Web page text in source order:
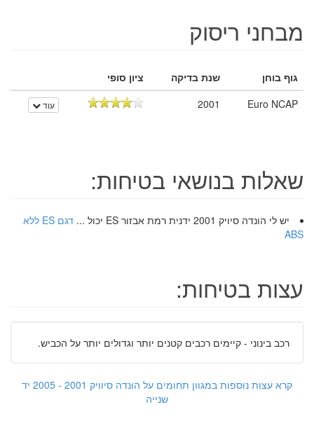
מבחני ריסוק
גוף בוחן שנת בדיקה
ציון סופי
Euro NCAP
2001 עוד
שאלות בנושאי בטיחות:
יש לי הונדה סיויק 2001 ידנית רמת אבזור ES יכול ...
דגם ES ללא
ABS
עצות בטיחות:
רכב בינוני - קיימים רכבים קטנים יותר וגדולים יותר על הכביש.
קרא עצות נוספות במגוון תחומים על הונדה סיוויק 2001 - 2005 יד
שנייה